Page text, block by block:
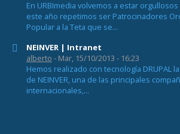
En URBImedia volvemos a estar
este año repetimos ser Patrocinadores
Popular a la Teta que se...
NEINVER | Intranet
alberto - Mar, 15/10/2013 - 16:23
Hemos realizado con tecnología DRUPAL
de NEINVER, una de las principales
internacionales,...